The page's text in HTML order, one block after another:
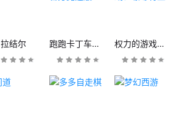
拉结尔 跑跑卡丁车官方竞速版 权力的游戏：凛冬将至